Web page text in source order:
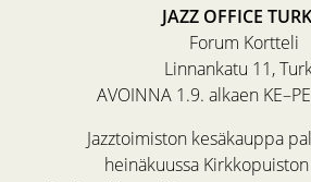
JAZZ OFFICE
Forum Kortteli
Linnankatu 11,
AVOINNA 1.9. alkaen
Jazztoimiston kesäkauppa
heinäkuussa